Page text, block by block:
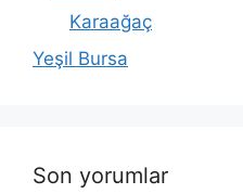
Karaağaç
Yeşil Bursa
Son yorumlar